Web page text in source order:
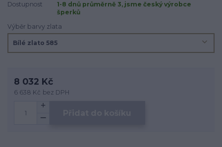
Dostupnost
1-8 dnů průměrně 3, jsme český výrobce
šperků
Výběr barvy zlata
8 032 Kč
6 638 Kč bez DPH